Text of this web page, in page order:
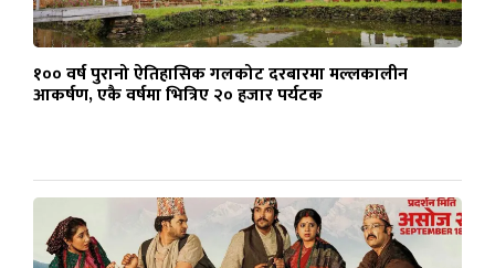
१०० वर्ष पुरानो ऐतिहासिक गलकोट दरबारमा मल्लकालीन
आकर्षण, एकै वर्षमा भित्रिए २० हजार पर्यटक